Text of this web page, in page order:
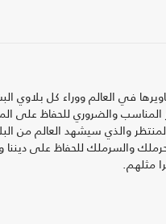
في العالم ووراء كل بلاوي
والضروري للحفاظ على
والذي سيشهد العالم من
والسرملك للحفاظ على ديننا
مثلهم.